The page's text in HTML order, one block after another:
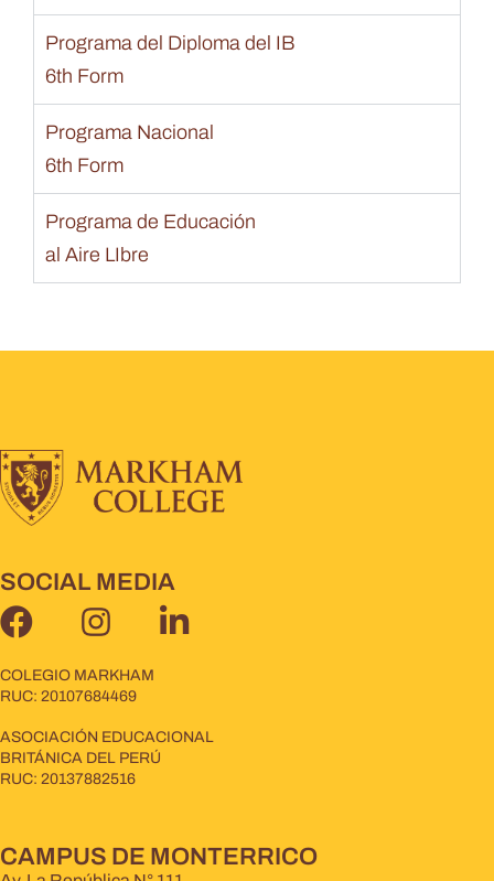
Programa del Diploma del IB
6th Form
Programa Nacional
6th Form
Programa de Educación
al Aire LIbre
SOCIAL MEDIA
COLEGIO MARKHAM
RUC: 20107684469
ASOCIACIÓN EDUCACIONAL
BRITÁNICA DEL PERÚ
RUC: 20137882516
CAMPUS DE MONTERRICO